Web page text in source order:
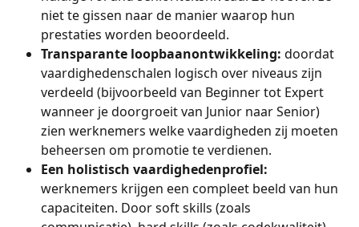
niet te gissen naar de manier waarop hun
prestaties worden beoordeeld.
Transparante loopbaanontwikkeling: doordat
vaardighedenschalen logisch over niveaus zijn
verdeeld (bijvoorbeeld van Beginner tot Expert
wanneer je doorgroeit van Junior naar Senior)
zien werknemers welke vaardigheden zij moeten
beheersen om promotie te verdienen.
Een holistisch vaardighedenprofiel:
werknemers krijgen een compleet beeld van hun
capaciteiten. Door soft skills (zoals